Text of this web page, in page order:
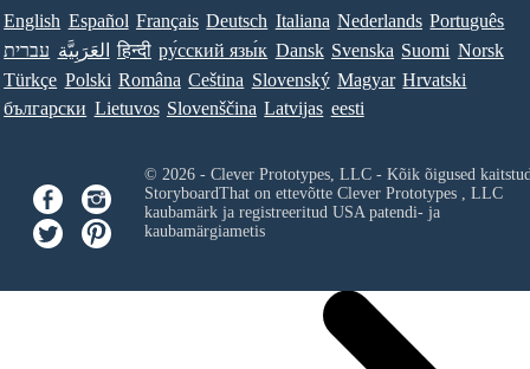
English Español Français Deutsch Italiana Nederlands Português
עברית العَرَبِيَّة हिन्दी ру́сский язы́к Dansk Svenska Suomi Norsk
Türkçe Polski Româna Ceština Slovenský Magyar Hrvatski
български Lietuvos Slovenščina Latvijas eesti
© 2026 - Clever Prototypes, LLC - Kõik õigused
StoryboardThat on ettevõtte Clever Prototypes , LLC
kaubamärk ja registreeritud USA patendi- ja
kaubamärgiametis